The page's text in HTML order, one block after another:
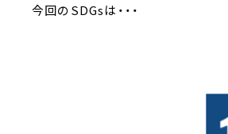
今回のSDGsは・・・